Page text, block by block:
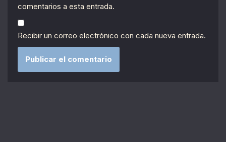
comentarios a esta entrada.
Recibir un correo electrónico con cada nueva entrada.